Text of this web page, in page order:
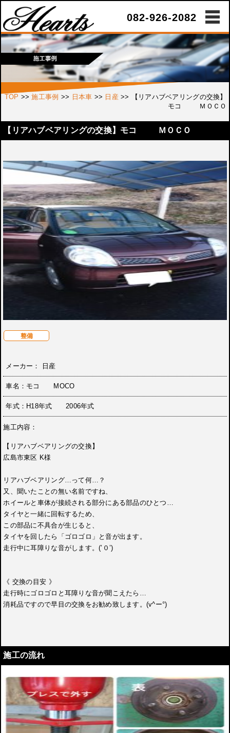
082-926-2082
TOP >>施工事例 >> 日本車 >> 日産 >>
【リアハブベアリングの交換】
モコ ＭＯＣＯ
【リアハブベアリングの交換】モコ ＭＯＣＯ
整備
メーカー： 日産
車名：モコ MOCO
年式：H18年式 2006年式
施工内容：
【リアハブベアリングの交換】
広島市東区 K様
リアハブベアリング…って何…？
又、聞いたことの無い名前ですね、
ホイールと車体が接続される部分にある部品のひとつ…
タイヤと一緒に回転するため、
この部品に不具合が生じると、
タイヤを回したら「ゴロゴロ」と音が出ます。
走行中に耳障りな音がします。(’０’)
《 交換の目安 》
走行時にゴロゴロと耳障りな音が聞こえたら…
消耗品ですので早目の交換をお勧め致します。(v^ー°)
施工の流れ